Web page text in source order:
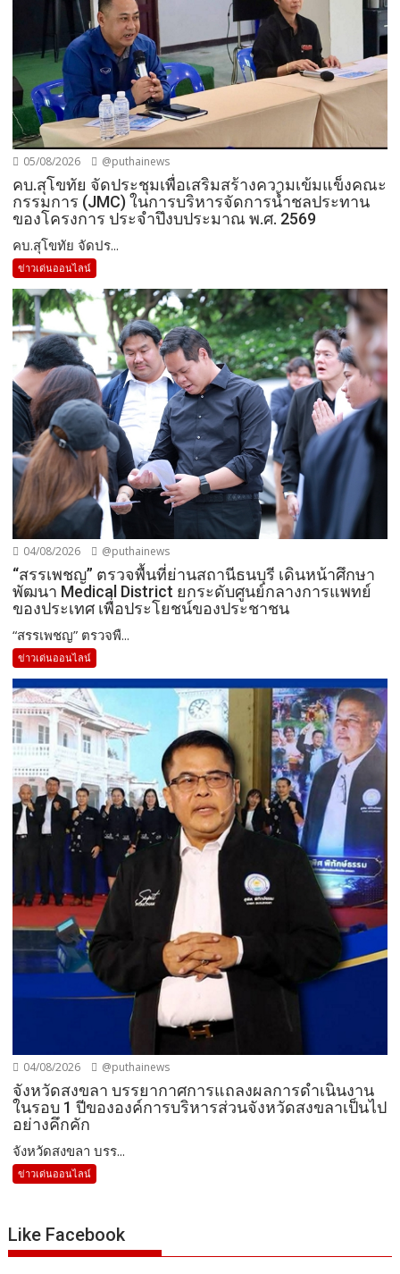
05/08/2026 @puthainews
คบ.สุโขทัย จัดประชุมเพื่อเสริมสร้างความเข้มแข็งคณะ
กรรมการ (JMC) ในการบริหารจัดการน้ำชลประทาน
ของโครงการ ประจำปึงบประมาณ พ.ศ. 2569
คบ.สุโขทัย จัดปร...
ข่าวเด่นออนไลน์
04/08/2026 @puthainews
“สรรเพชญ” ตรวจพื้นที่ย่านสถานีธนบุรี เดินหน้าศึกษา
พัฒนา Medical District ยกระดับศูนย์กลางการแพทย์
ของประเทศ เพื่อประโยชน์ของประชาชน
“สรรเพชญ” ตรวจพื...
ข่าวเด่นออนไลน์
04/08/2026 @puthainews
จังหวัดสงขลา บรรยากาศการแถลงผลการดำเนินงาน
ในรอบ 1 ปีขององค์การบริหารส่วนจังหวัดสงขลาเป็นไป
อย่างคึกคัก
จังหวัดสงขลา บรร...
ข่าวเด่นออนไลน์
Like Facebook